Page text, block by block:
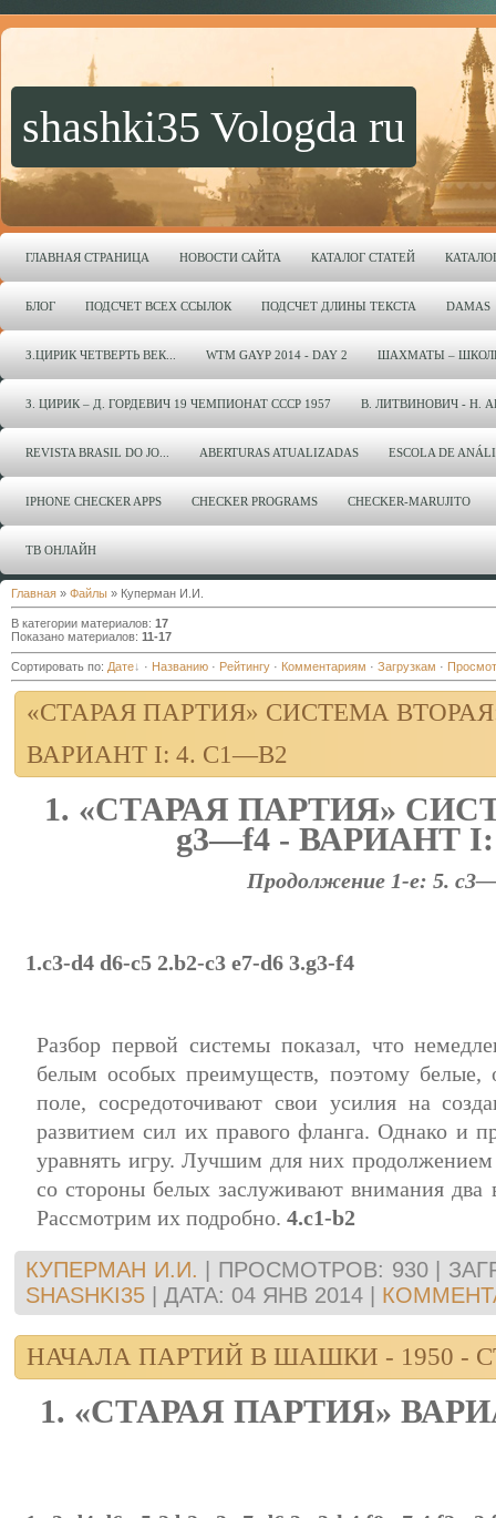
shashki35 Vologda ru
ГЛАВНАЯ СТРАНИЦА НОВОСТИ САЙТА КАТАЛОГ СТАТЕЙ
БЛОГ ПОДСЧЕТ ВСЕХ ССЫЛОК ПОДСЧЕТ ДЛИНЫ ТЕКСТА DAMAS
З.ЦИРИК ЧЕТВЕРТЬ ВЕК... WTM GAYP 2014 - DAY 2 ШАХМАТЫ –
З. ЦИРИК – Д. ГОРДЕВИЧ 19 ЧЕМПИОНАТ СССР 1957 В. ЛИТВИНОВИЧ - Н.
REVISTA BRASIL DO JO... ABERTURAS ATUALIZADAS ESCOLA DE
IPHONE CHECKER APPS CHECKER PROGRAMS CHECKER-MARUJITO
ТВ ОНЛАЙН
Главная » Файлы » Куперман И.И.
В категории материалов: 17
Показано материалов: 11-17
Сортировать по: Дате · Названию · Рейтингу · Комментариям · Загрузкам ·
«СТАРАЯ ПАРТИЯ» СИСТЕМА
ВАРИАНТ I: 4. C1—B2
1. «СТАРАЯ ПАРТИЯ»
g3—f4 - ВАРИАНТ I:
Продолжение 1-е: 5.
1.c3-d4 d6-c5 2.b2-c3 e7-d6 3.g3-f4
Разбор первой системы показал, что
белым особых преимуществ, поэтому белые,
поле, сосредоточивают свои усилия на
развитием сил их правого фланга. Однако и
уравнять игру. Лучшим для них продолжением
со стороны белых заслуживают внимания
Рассмотрим их подробно. 4.c1-b2
КУПЕРМАН И.И. ПРОСМОТРОВ: 930|
SHASHKI35
ДАТА: 04 ЯНВ 2014
НАЧАЛА ПАРТИЙ В ШАШКИ - 1950 -
1. «СТАРАЯ ПАРТИЯ»